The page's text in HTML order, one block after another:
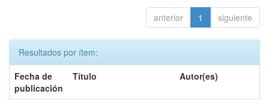
anterior 1 siguiente
Resultados por ítem:
Fecha de
publicación
Título Autor(es)